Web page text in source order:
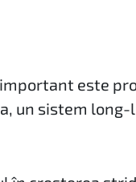
este
un sistem